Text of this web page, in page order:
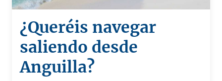
¿Queréis navegar
saliendo desde
Anguilla?